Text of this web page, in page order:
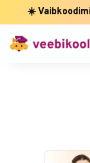
☀️